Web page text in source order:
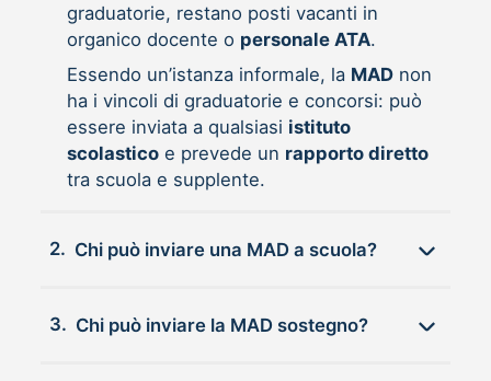
graduatorie, restano posti vacanti in
organico docente o personale ATA.
Essendo un’istanza informale, la MADnon
ha i vincoli di graduatorie e concorsi: può
essere inviata a qualsiasi istituto
scolasticoe prevede un rapporto diretto
tra scuola e supplente.
2. Chi può inviare una MAD a scuola?
3. Chi può inviare la MAD sostegno?